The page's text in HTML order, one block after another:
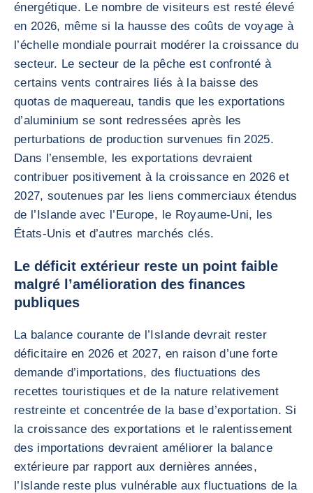
énergétique. Le nombre de visiteurs est resté élevé
en 2026, même si la hausse des coûts de voyage à
l’échelle mondiale pourrait modérer la croissance du
secteur. Le secteur de la pêche est confronté à
certains vents contraires liés à la baisse des
quotas de maquereau, tandis que les exportations
d’aluminium se sont redressées après les
perturbations de production survenues fin 2025.
Dans l’ensemble, les exportations devraient
contribuer positivement à la croissance en 2026 et
2027, soutenues par les liens commerciaux étendus
de l’Islande avec l’Europe, le Royaume-Uni, les
États-Unis et d’autres marchés clés.
Le déficit extérieur reste un point faible
malgré l’amélioration des finances
publiques
La balance courante de l’Islande devrait rester
déficitaire en 2026 et 2027, en raison d’une forte
demande d’importations, des fluctuations des
recettes touristiques et de la nature relativement
restreinte et concentrée de la base d’exportation. Si
la croissance des exportations et le ralentissement
des importations devraient améliorer la balance
extérieure par rapport aux dernières années,
l’Islande reste plus vulnérable aux fluctuations de la